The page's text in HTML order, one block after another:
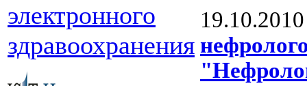
электронного
здравоохранения
19.10.2010